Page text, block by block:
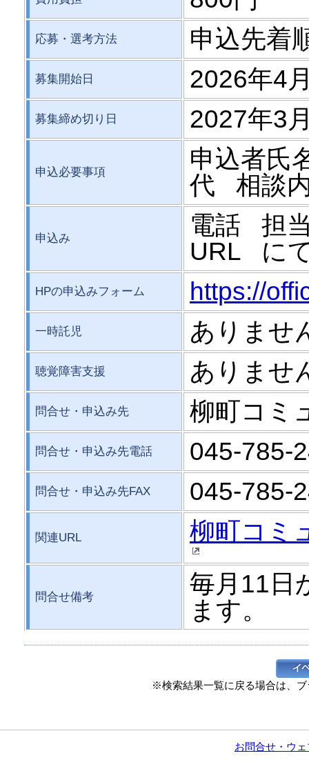
応募・選考方法 申込先着
募集開始日 2026年4
募集締め切り日 2027年3
申込必要事項
申込者氏
代 相談
申込み
電話 担
URL に
HPの申込みフォーム https://
一時託児 ありませ
聴覚障害支援 ありませ
問合せ・申込み先 柳町コミ
問合せ・申込み先電話 045-785-
問合せ・申込み先FAX 045-785-
関連URL 柳町コミ
問合せ備考
毎月11日
ます。
※検索結果一覧に戻る場合は、
お問合せ・ウ